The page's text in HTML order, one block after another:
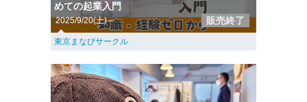
めての起業入門
2025/9/20(土)～ 販売終了
東京まなびサークル